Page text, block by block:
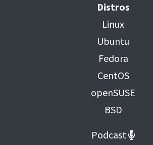
Distros
Linux
Ubuntu
Fedora
CentOS
openSUSE
BSD
Podcast